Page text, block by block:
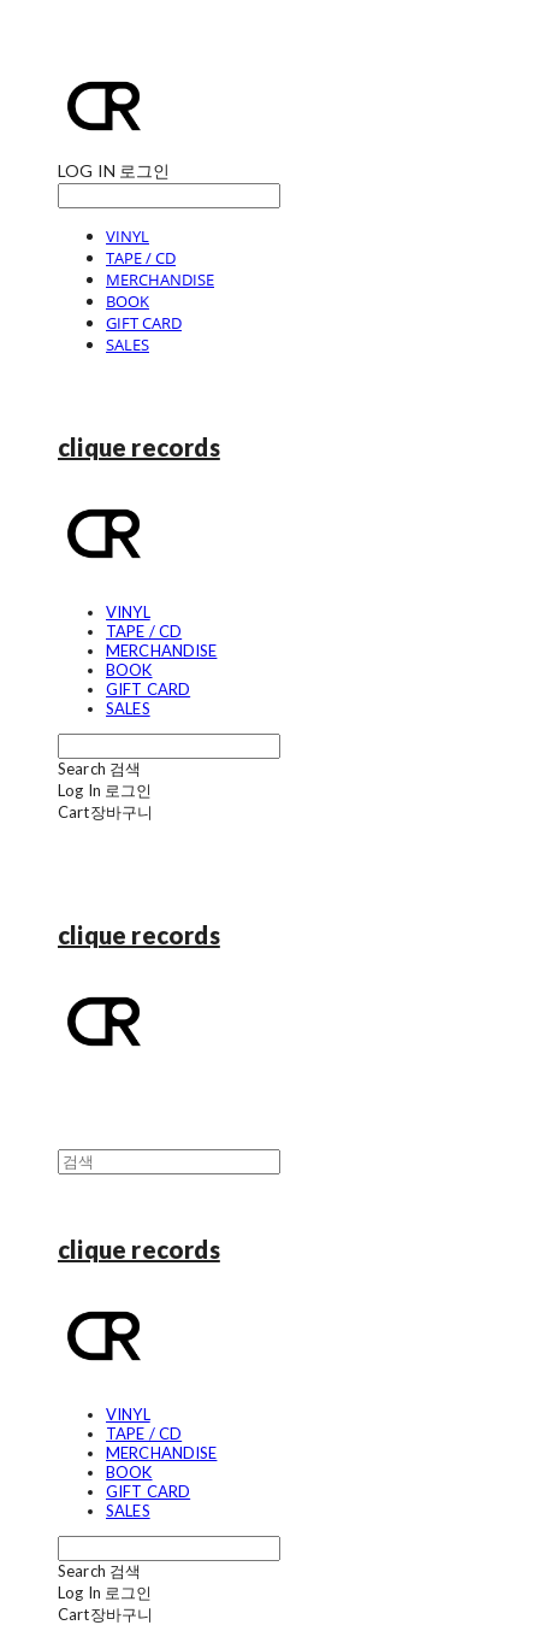
LOG IN 로그인
VINYL
TAPE / CD
MERCHANDISE
BOOK
GIFT CARD
SALES
clique records
VINYL
TAPE / CD
MERCHANDISE
BOOK
GIFT CARD
SALES
Search 검색
Log In 로그인
Cart장바구니
clique records
clique records
VINYL
TAPE / CD
MERCHANDISE
BOOK
GIFT CARD
SALES
Search 검색
Log In 로그인
Cart장바구니